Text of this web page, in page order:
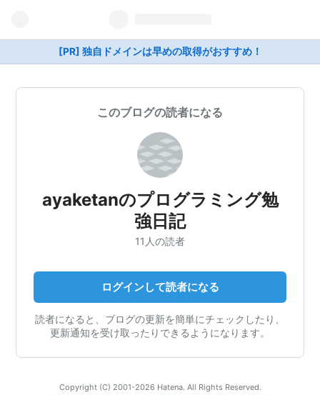
[PR] 独自ドメインは早めの取得がおすすめ！
このブログの読者になる
ayaketanのプログラミング勉
強日記
11人の読者
ログインして読者になる
読者になると、ブログの更新を簡単にチェックしたり、
更新通知を受け取ったりできるようになります。
Copyright (C) 2001-2026 Hatena. All Rights Reserved.